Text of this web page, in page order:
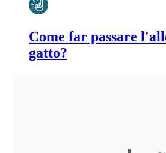
Come far passare
gatto?